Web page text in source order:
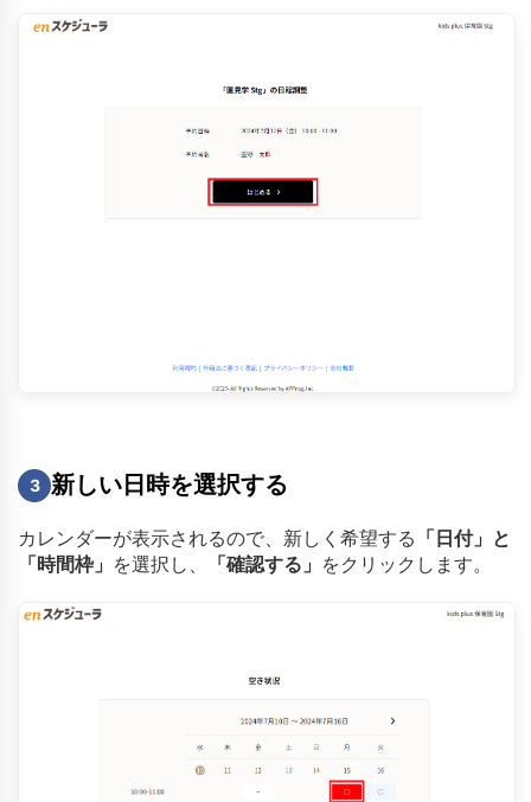
3 新しい日時を選択する
カレンダーが表示されるので、新しく希望する 「日付」と
「時間枠」 を選択し、 「確認する」 をクリックします。